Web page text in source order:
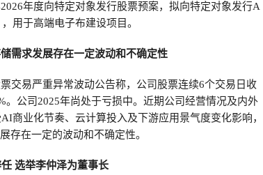
年度向特定对象发行股票预案，拟向特定对象发行A
用于高端电子布建设项目。
需求发展存在一定波动和不确定性
交易严重异常波动公告称，公司股票连续6个交易日收
。公司2025年尚处于亏损中。近期公司经营情况及内外
商业化节奏、云计算投入及下游应用景气度变化影响，
存在一定的波动和不确定性。
选举李仲泽为董事长